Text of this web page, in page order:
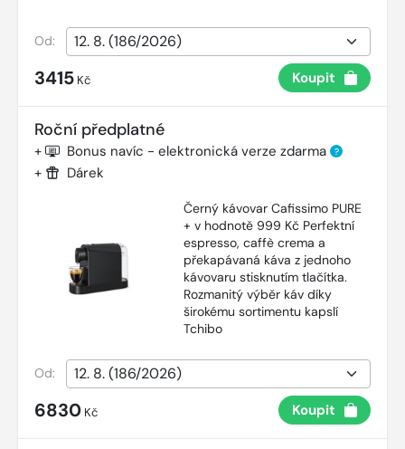
Od:
3415 Kč Koupit
Roční předplatné
+ Bonus navíc - elektronická verze zdarma ?
+ Dárek
Černý kávovar Cafissimo PURE
+ v hodnotě 999 Kč Perfektní
espresso, caffè crema a
překapávaná káva z jednoho
kávovaru stisknutím tlačítka.
Rozmanitý výběr káv díky
širokému sortimentu kapslí
Tchibo
Od:
6830 Kč Koupit